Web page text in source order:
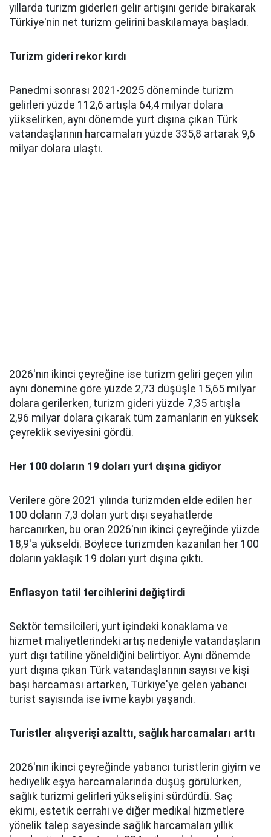
yıllarda turizm giderleri gelir artışını geride bırakarak
Türkiye'nin net turizm gelirini baskılamaya başladı.
Turizm gideri rekor kırdı
Panedmi sonrası 2021-2025 döneminde turizm
gelirleri yüzde 112,6 artışla 64,4 milyar dolara
yükselirken, aynı dönemde yurt dışına çıkan Türk
vatandaşlarının harcamaları yüzde 335,8 artarak 9,6
milyar dolara ulaştı.
2026'nın ikinci çeyreğine ise turizm geliri geçen yılın
aynı dönemine göre yüzde 2,73 düşüşle 15,65 milyar
dolara gerilerken, turizm gideri yüzde 7,35 artışla
2,96 milyar dolara çıkarak tüm zamanların en yüksek
çeyreklik seviyesini gördü.
Her 100 doların 19 doları yurt dışına gidiyor
Verilere göre 2021 yılında turizmden elde edilen her
100 doların 7,3 doları yurt dışı seyahatlerde
harcanırken, bu oran 2026'nın ikinci çeyreğinde yüzde
18,9'a yükseldi. Böylece turizmden kazanılan her 100
doların yaklaşık 19 doları yurt dışına çıktı.
Enflasyon tatil tercihlerini değiştirdi
Sektör temsilcileri, yurt içindeki konaklama ve
hizmet maliyetlerindeki artış nedeniyle vatandaşların
yurt dışı tatiline yöneldiğini belirtiyor. Aynı dönemde
yurt dışına çıkan Türk vatandaşlarının sayısı ve kişi
başı harcaması artarken, Türkiye'ye gelen yabancı
turist sayısında ise ivme kaybı yaşandı.
Turistler alışverişi azalttı, sağlık harcamaları arttı
2026'nın ikinci çeyreğinde yabancı turistlerin giyim ve
hediyelik eşya harcamalarında düşüş görülürken,
sağlık turizmi gelirleri yükselişini sürdürdü. Saç
ekimi, estetik cerrahi ve diğer medikal hizmetlere
yönelik talep sayesinde sağlık harcamaları yıllık